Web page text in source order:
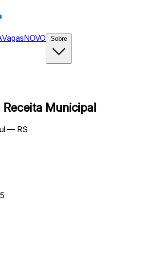
VagasNOVO
Municipal
— RS